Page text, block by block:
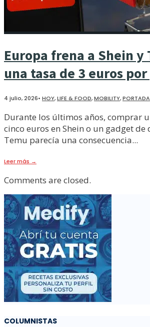
Europa frena a Shein y
una tasa de 3 euros
4 julio, 2026• HOY,LIFE & FOOD,MOBILITY,PORTADA
Durante los últimos años, comprar
cinco euros en Shein o un gadget de
Temu parecía una consecuencia...
Leer más →
Comments are closed.
COLUMNISTAS